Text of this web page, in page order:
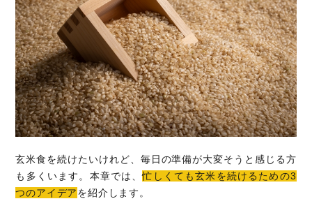
玄米食を続けたいけれど、毎日の準備が大変そうと感じる方
も多くいます。本章では、忙しくても玄米を続けるための3
つのアイデアを紹介します。